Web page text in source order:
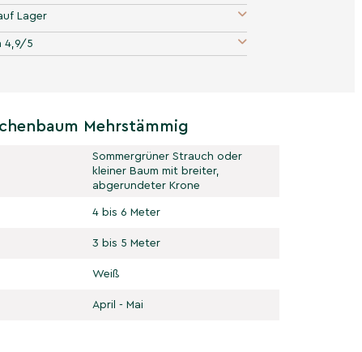
Lager
4,9/5
Mehrstämmig
Sommergrüner Strauch oder
kleiner Baum mit breiter,
abgerundeter Krone
4 bis 6 Meter
3 bis 5 Meter
Weiß
April - Mai